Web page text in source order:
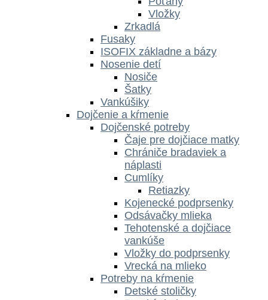
Vložky
Zrkadlá
Fusaky
ISOFIX základne a bázy
Nosenie detí
Nosiče
Šatky
Vankúšiky
Dojčenie a kŕmenie
Dojčenské potreby
Čaje pre dojčiace matky
Chrániče bradaviek a
náplasti
Cumlíky
Retiazky
Kojenecké podprsenky
Odsávačky mlieka
Tehotenské a dojčiace
vankúše
Vložky do podprsenky
Vrecká na mlieko
Potreby na kŕmenie
Detské stoličky